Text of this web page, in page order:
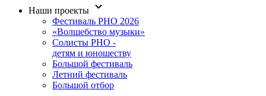
Наши проекты
Фестиваль РНО 2026
«Волшебство музыки»
Солисты РНО -
детям и юношеству
Большой фестиваль
Летний фестиваль
Большой отбор